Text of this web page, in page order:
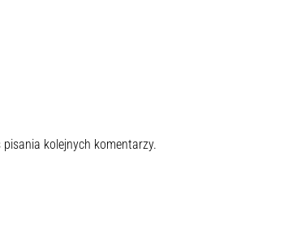
kolejnych komentarzy.